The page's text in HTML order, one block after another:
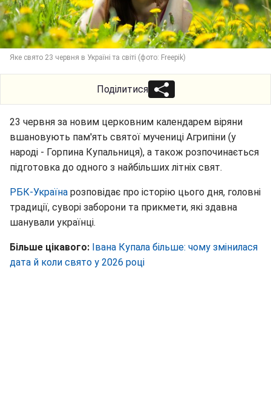
Яке свято 23 червня в Україні та світі (фото: Freepik)
Поділитися
23 червня за новим церковним календарем віряни
вшановують пам'ять святої мучениці Агрипіни (у
народі - Горпина Купальниця), а також розпочинається
підготовка до одного з найбільших літніх свят.
РБК-Україна розповідає про історію цього дня, головні
традиції, суворі заборони та прикмети, які здавна
шанували українці.
Більше цікавого: Івана Купала більше: чому змінилася
дата й коли свято у 2026 році